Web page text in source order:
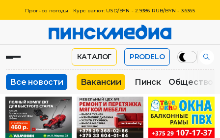
Прогноз погоды Курс валют: USD/BYN - 2.9386 RUB/BYN - 3.6365
КАТАЛОГ PRODELO
Все новости Вакансии Пинск Общество